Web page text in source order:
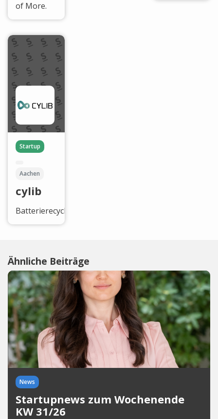
of More.
Startup
Aachen
cylib
Batterierecycling
Ähnliche Beiträge
News
Startupnews zum Wochenende
KW 31/26